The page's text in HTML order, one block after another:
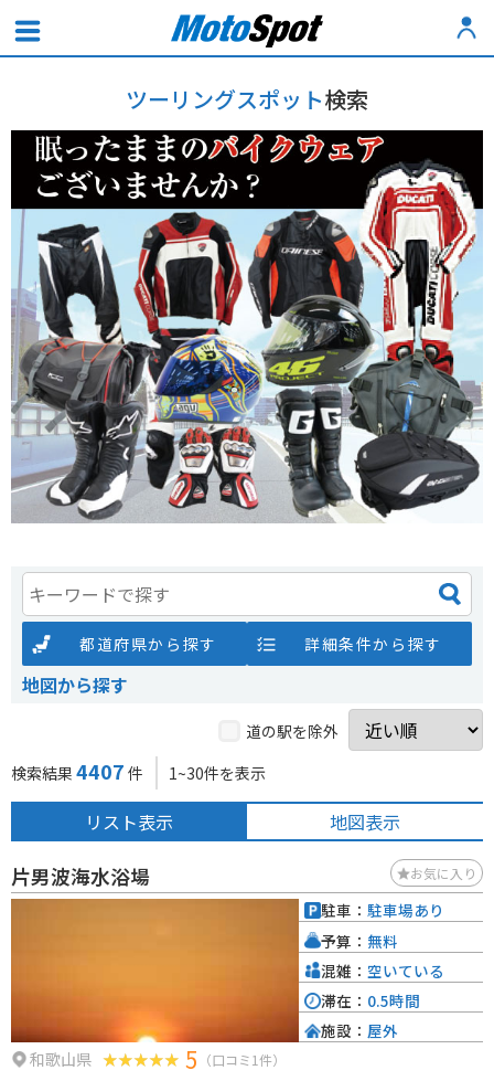
ツーリングスポット検索
都道府県から探す 詳細条件から探す
地図から探す
道の駅を除外
検索結果 4407 件 1~30件を表示
リスト表示 地図表示
片男波海水浴場 お気に入り
和歌山県 5 （口コミ1件）
駐車： 駐車場あり
予算： 無料
混雑： 空いている
滞在： 0.5時間
施設： 屋外